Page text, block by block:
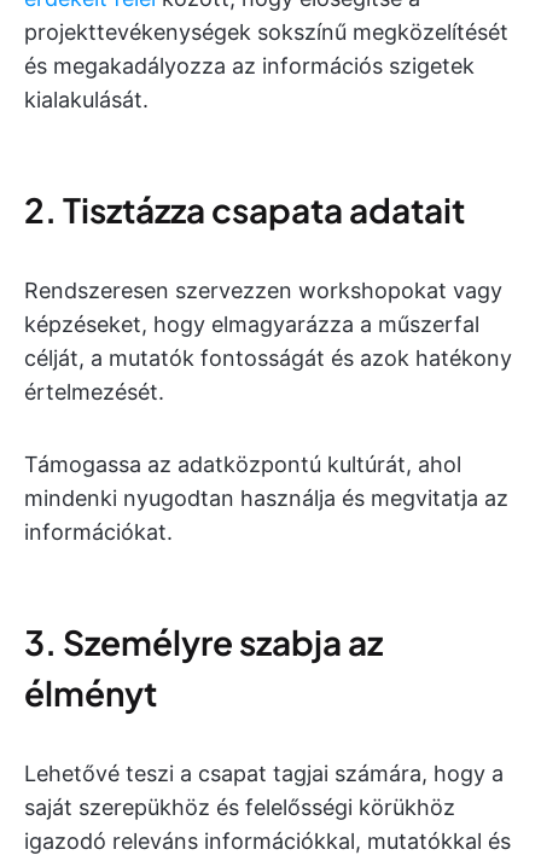
projekttevékenységek sokszínű megközelítését
és megakadályozza az információs szigetek
kialakulását.
2. Tisztázza csapata adatait
Rendszeresen szervezzen workshopokat vagy
képzéseket, hogy elmagyarázza a műszerfal
célját, a mutatók fontosságát és azok hatékony
értelmezését.
Támogassa az adatközpontú kultúrát, ahol
mindenki nyugodtan használja és megvitatja az
információkat.
3. Személyre szabja az
élményt
Lehetővé teszi a csapat tagjai számára, hogy a
saját szerepükhöz és felelősségi körükhöz
igazodó releváns információkkal, mutatókkal és